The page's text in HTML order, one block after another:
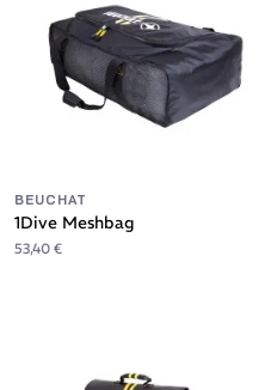
BEUCHAT
1Dive Meshbag
53,40 €